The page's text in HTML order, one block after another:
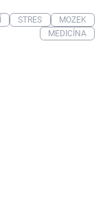
STRES
MOZEK
MEDICÍNA